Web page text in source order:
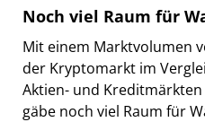
Noch viel Raum für
Mit einem Marktvolumen
der Kryptomarkt im
Aktien- und
gäbe noch viel Raum für